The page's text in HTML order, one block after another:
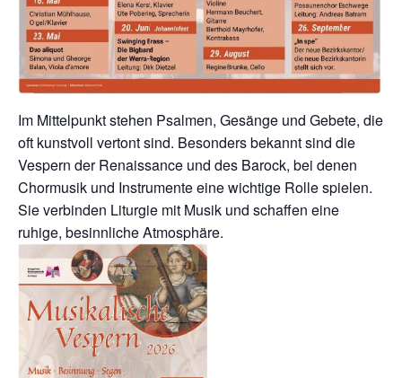
Im Mittelpunkt stehen Psalmen, Gesänge und Gebete, die
oft kunstvoll vertont sind. Besonders bekannt sind die
Vespern der Renaissance und des Barock, bei denen
Chormusik und Instrumente eine wichtige Rolle spielen.
Sie verbinden Liturgie mit Musik und schaffen eine
ruhige, besinnliche Atmosphäre.